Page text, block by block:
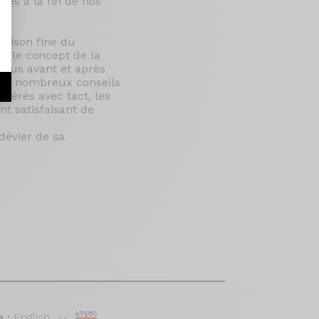
fine du
le concept de la
avant et après
nombreux conseils
avec tact, les
satisfaisant de
de sa